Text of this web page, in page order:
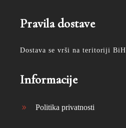
Pravila dostave
Dostava se vrši na teritoriji BiH.
Informacije
Politika privatnosti